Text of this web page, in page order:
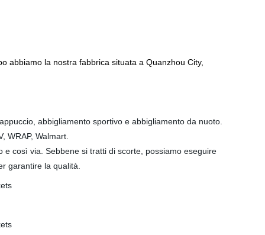
abbiamo la nostra fabbrica situata a Quanzhou City,
abbigliamento sportivo e abbigliamento da nuoto.
WRAP, Walmart.
così via. Sebbene si tratti di scorte, possiamo eseguire
garantire la qualità.